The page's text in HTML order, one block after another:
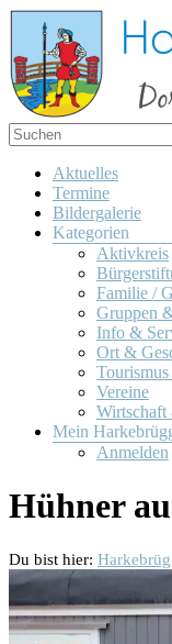
Zum
Inhalt
springen
Harkebrügge
Dor
feult
wi us
wohl!
Menü
Aktuelles
Termine
Bildergalerie
Kategorien
Aktivkreis
Familie /
Gruppen
Info &
Ort &
Vereine
Wirtschaft
Mein
Anmelden
Hühner
Du bist hier: